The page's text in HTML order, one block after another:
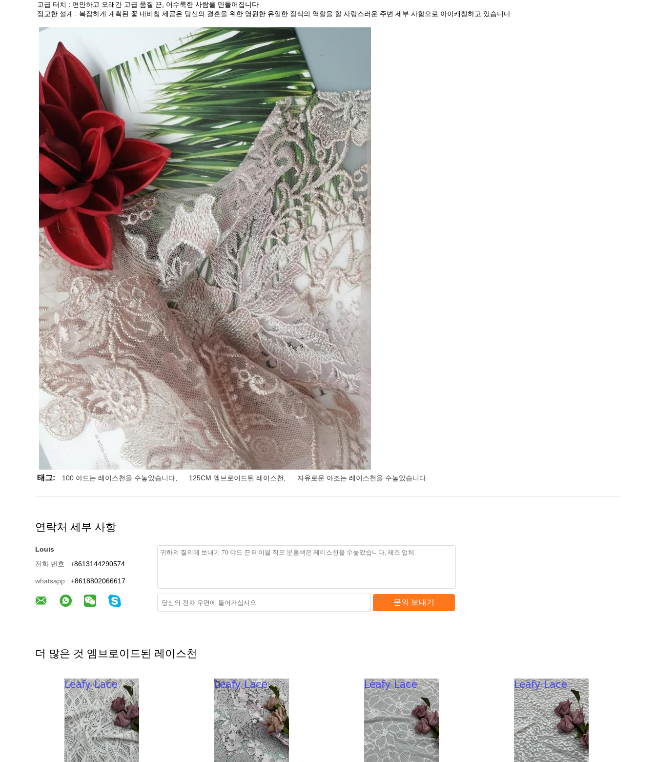
고급 터치 : 편안하고 오래간 고급 품질 끈, 어수룩한 사람을 만들어집니다
정교한 설계 : 복잡하게 계획된 꽃 내비침 세공은 당신의 결혼을 위한 영원한 유일한 장식의 역할을 할 사랑스러운 주변 세부 사항으로 아이캐칭하고 있습니다
태그: 100 야드는 레이스천을 수놓았습니다 125CM 엠브로이드된 레이스천 자유로운 아조는 레이스천을 수놓았습니다
연락처 세부 사항
Louis
전화 번호 : +8613144290574
whatsapp : +8618802066617
문의 보내기
더 많은 것 엠브로이드된 레이스천